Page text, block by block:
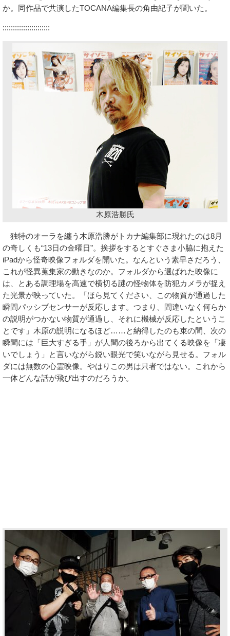
か。同作品で共演したTOCANA編集長の角由紀子が聞いた。
:::::::::::::::::::::::
木原浩勝氏
独特のオーラを纏う木原浩勝がトカナ編集部に現れたのは8月
の奇しくも“13日の金曜日”。挨拶をするとすぐさま小脇に抱えた
iPadから怪奇映像フォルダを開いた。なんという素早さだろう、
これが怪異蒐集家の動きなのか。フォルダから選ばれた映像に
は、とある調理場を高速で横切る謎の怪物体を防犯カメラが捉え
た光景が映っていた。「ほら見てください、この物質が通過した
瞬間パッシブセンサーが反応します。つまり、間違いなく何らか
の説明がつかない物質が通過し、それに機械が反応したというこ
とです」木原の説明になるほど……と納得したのも束の間、次の
瞬間には「巨大すぎる手」が人間の後ろから出てくる映像を「凄
いでしょう」と言いながら鋭い眼光で笑いながら見せる。フォル
ダには無数の心霊映像。やはりこの男は只者ではない。これから
一体どんな話が飛び出すのだろうか。